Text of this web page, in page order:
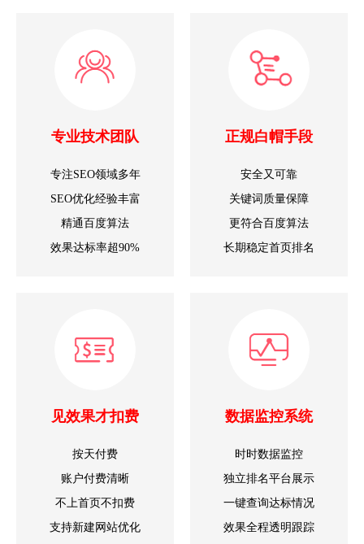
专业技术团队
专注SEO领域多年
SEO优化经验丰富
精通百度算法
效果达标率超90%
正规白帽手段
安全又可靠
关键词质量保障
更符合百度算法
长期稳定首页排名
见效果才扣费
按天付费
账户付费清晰
不上首页不扣费
支持新建网站优化
数据监控系统
时时数据监控
独立排名平台展示
一键查询达标情况
效果全程透明跟踪